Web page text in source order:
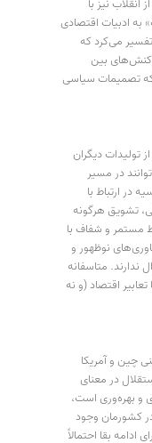
نیز با
ادبیات اقتصادی
می‌کرد که
کنش‌های بین
حوزه اقتصاد تسری یافته و نتیجه آنکه تصمیمات سیاسی
تولیدات دیگران
در مسیر
در ارتباط با
تشویق هرگونه
مستمر و شفاف با
نوظهور و
متاسفانه
اقتصاد (و نه
چین و آمریکا
در معنای
و بهره‌وری است،
کشورمان وجود
بقا احتمالاً